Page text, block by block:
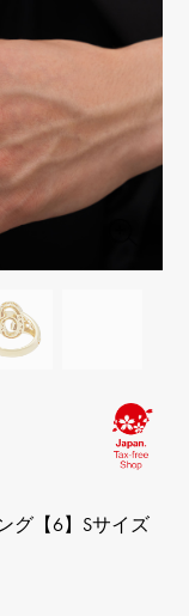
ライ
LE COULTRE
ガー・ルクルト
ティエ
ガリ
CLOCK
時計
ンピンキー
ニティ
BACHIKAN
ざき バチカン
ALPHA
ファ認定中古
へ
グ【6】Sサイズ